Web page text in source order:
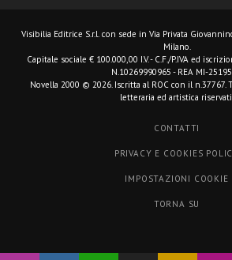
Visibilia Editrice S.r.l. con sede in Via Privata
Milano.
Capitale sociale € 100.000,00 I.V. - C.F./P.IVA ed
N.10269990965 - REA MI-
Novella 2000 © 2026. Iscritta al ROC con il
letteraria ed artistica
CONTATTI
PRIVACY E COOKIES
IMPOSTAZIONI COOKIE
TORNA SU